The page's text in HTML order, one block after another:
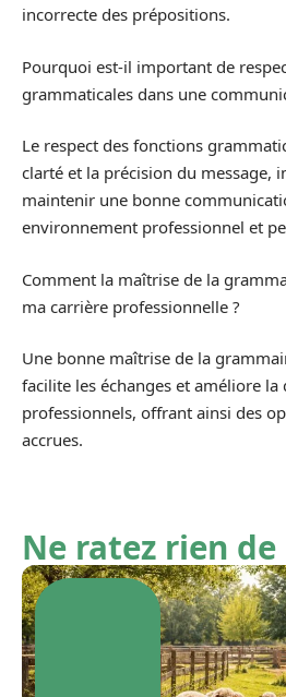
incorrecte des prépositions.
Pourquoi est-il important de
grammaticales dans une
Le respect des fonctions
clarté et la précision du message,
maintenir une bonne
environnement professionnel et
Comment la maîtrise de la
ma carrière professionnelle ?
Une bonne maîtrise de la
facilite les échanges et améliore
professionnels, offrant ainsi des
accrues.
Ne ratez rien